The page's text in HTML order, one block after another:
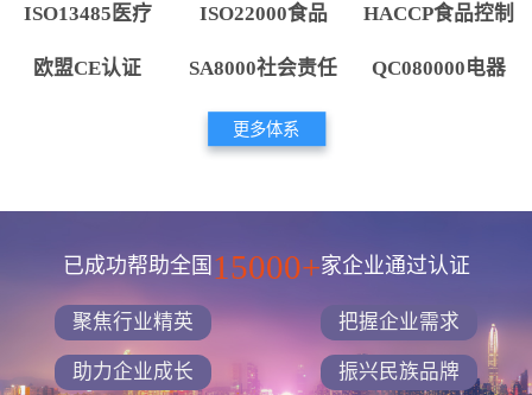
ISO13485医疗 ISO22000食品 HACCP食品控制
欧盟CE认证 SA8000社会责任 QC080000电器
更多体系
已成功帮助全国 15000+家企业通过认证
聚焦行业精英 把握企业需求
助力企业成长 振兴民族品牌